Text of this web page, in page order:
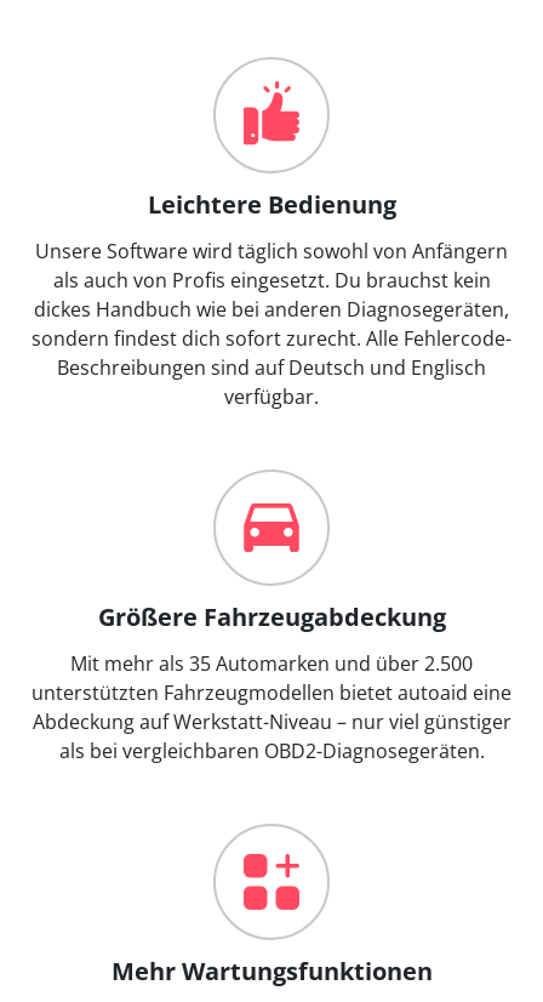
Leichtere Bedienung
Unsere Software wird täglich sowohl von Anfängern
als auch von Profis eingesetzt. Du brauchst kein
dickes Handbuch wie bei anderen Diagnosegeräten,
sondern findest dich sofort zurecht. Alle Fehlercode-
Beschreibungen sind auf Deutsch und Englisch
verfügbar.
Größere Fahrzeugabdeckung
Mit mehr als 35 Automarken und über 2.500
unterstützten Fahrzeugmodellen bietet autoaid eine
Abdeckung auf Werkstatt-Niveau – nur viel günstiger
als bei vergleichbaren OBD2-Diagnosegeräten.
Mehr Wartungsfunktionen